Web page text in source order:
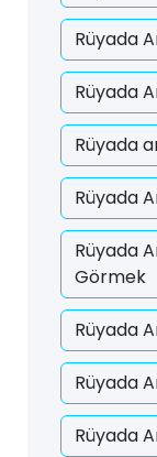
Rüyada
Rüyada
Rüyada
Rüyada
Rüyada
Görmek
Rüyada
Rüyada
Rüyada